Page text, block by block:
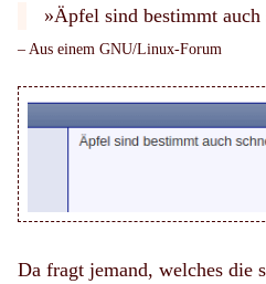
»Äpfel sind bestimmt
– Aus einem GNU/Linux-Forum
Da fragt jemand, welches die